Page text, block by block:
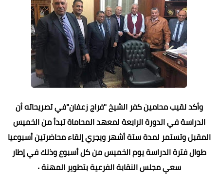
وأكد نقيب محامين كفر الشيخ "فراج زعفان"في تصريحاته أن
الدراسة في الدورة الرابعة لمعهد المحاماة تبدأ من الخميس
المقبل وتستمر لمدة ستة أشهر ويجري إلقاء محاضرتين أسبوعيا
طوال فترة الدراسة يوم الخميس من كل أسبوع وذلك في إطار
سعي مجلس النقابة الفرعية بتطوير المهنة ٠